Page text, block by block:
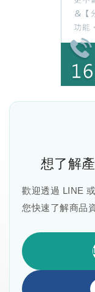
想了解
歡迎透過 LINE
您快速了解商品